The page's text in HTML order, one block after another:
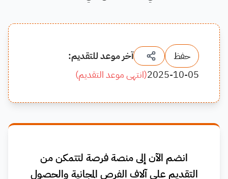
حفظ
آخر موعد للتقديم:
2025-10-05
(انتهى موعد التقديم)
انضم الآن إلى منصة فرصة لتتمكن من
التقديم على آلاف الفرص المجانية والحصول